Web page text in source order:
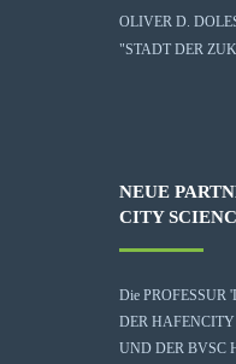
OLIVER D.
"STADT DER
NEUE
CITY
Die PROFESSUR
DER
UND DER BVSC